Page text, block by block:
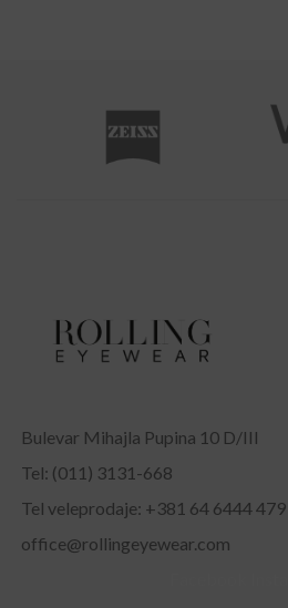
Bulevar Mihajla Pupina 10 D/III
Tel: (011) 3131-668
Tel veleprodaje: +381 64 6444 479
office@rollingeyewear.com